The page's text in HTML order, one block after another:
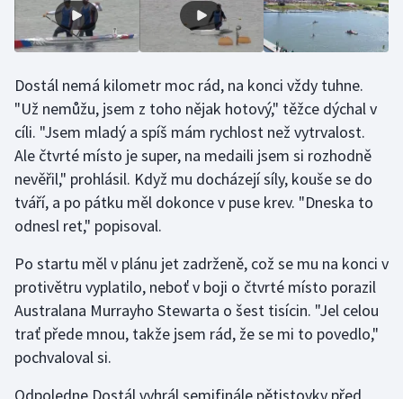
Stolní tenis
Triatlon
Veslování
Vodní slalom
Volejbal
Ostatní
Dostál nemá kilometr moc rád, na konci vždy tuhne.
"Už nemůžu, jsem z toho nějak hotový," těžce dýchal v
cíli. "Jsem mladý a spíš mám rychlost než vytrvalost.
Ale čtvrté místo je super, na medaili jsem si rozhodně
nevěřil," prohlásil. Když mu docházejí síly, kouše se do
tváří, a po pátku měl dokonce v puse krev. "Dneska to
odnesl ret," popisoval.
Po startu měl v plánu jet zadrženě, což se mu na konci v
protivětru vyplatilo, neboť v boji o čtvrté místo porazil
Australana Murrayho Stewarta o šest tisícin. "Jel celou
trať přede mnou, takže jsem rád, že se mi to povedlo,"
pochvaloval si.
Odpoledne Dostál vyhrál semifinále pětistovky před